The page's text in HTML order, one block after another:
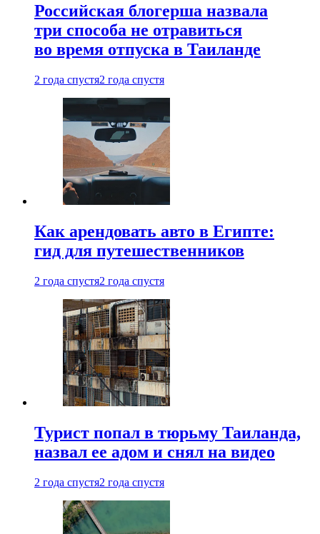
Российская блогерша назвала
три способа не отравиться
во время отпуска в Таиланде
2 года спустя2 года спустя
Как арендовать авто в Египте:
гид для путешественников
2 года спустя2 года спустя
Турист попал в тюрьму Таиланда,
назвал ее адом и снял на видео
2 года спустя2 года спустя